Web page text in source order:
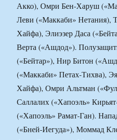
Акко), Омри Бен-Харуш
Леви («Маккаби» Нетания),
Хайфа), Элиэзер Даса
Верта («Ашдод»).
(«Бейтар»), Нир Битон
(«Маккаби» Петах-Тихва),
Хайфа), Омри Альтман
Саллалих («Хапоэль»
(«Хапоэль» Рамат-Ган).
(«Бней-Иегуда»), Моммад